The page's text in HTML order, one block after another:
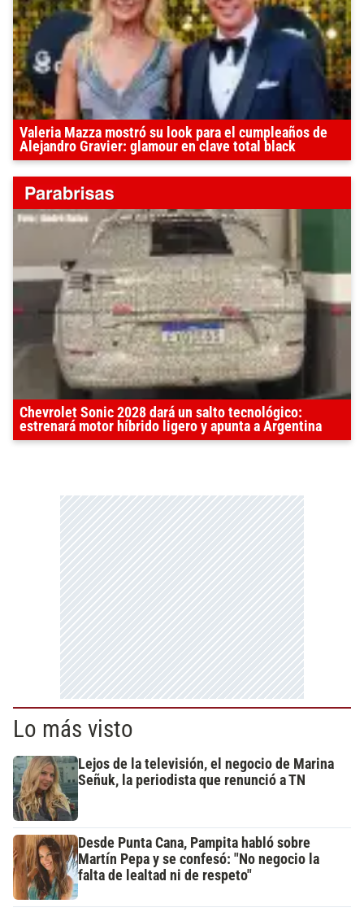
Valeria Mazza mostró su look para el cumpleaños de
Alejandro Gravier: glamour en clave total black
Chevrolet Sonic 2028 dará un salto tecnológico:
estrenará motor híbrido ligero y apunta a Argentina
Lo más visto
Lejos de la televisión, el negocio de Marina
Señuk, la periodista que renunció a TN
Desde Punta Cana, Pampita habló sobre
Martín Pepa y se confesó: "No negocio la
falta de lealtad ni de respeto"